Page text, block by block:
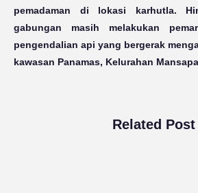
pemadaman di lokasi karhutla.
gabungan masih melakukan
pengendalian api yang bergerak
kawasan Panamas, Kelurahan
Related Post